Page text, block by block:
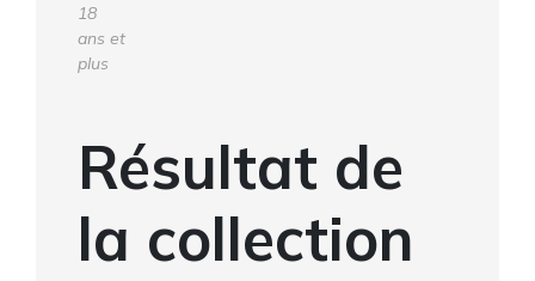
18
ans et
plus
Résultat de
la collection